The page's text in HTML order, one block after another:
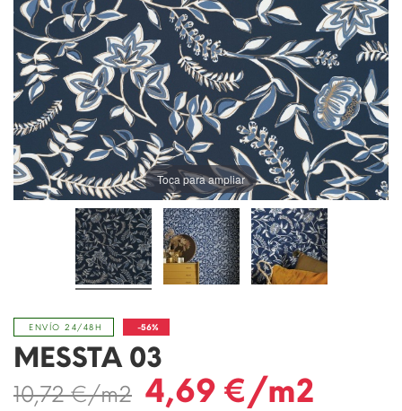
Toca para ampliar
ENVÍO 24/48H -56%
MESSTA 03
10,72 €/m2 4,69 €/m2